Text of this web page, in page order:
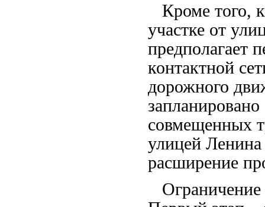
Кроме того,
участке от
предполагает
контактной
дорожного
совмещенных
улицей
расширение
Ограничение